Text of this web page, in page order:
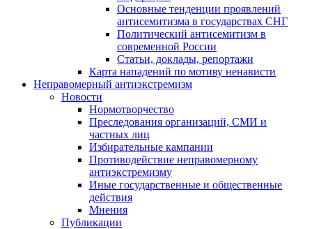
Основные тенденции проявлений
антисемитизма в государствах СНГ
Политический антисемитизм в
современной России
Статьи, доклады, репортажи
Карта нападений по мотиву ненависти
Неправомерный антиэкстремизм
Новости
Нормотворчество
Преследования организаций, СМИ и
частных лиц
Избирательные кампании
Противодействие неправомерному
антиэкстремизму
Иные государственные и общественные
действия
Мнения
Публикации